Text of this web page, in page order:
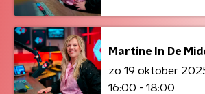
Martine In De
zo 19 oktober
16:00 - 18:00